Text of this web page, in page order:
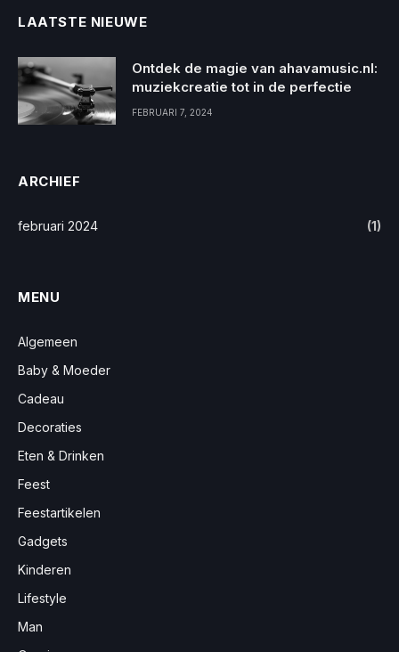
LAATSTE NIEUWE
Ontdek de magie van ahavamusic.nl:
muziekcreatie tot in de perfectie
FEBRUARI 7, 2024
ARCHIEF
februari 2024 (1)
MENU
Algemeen
Baby & Moeder
Cadeau
Decoraties
Eten & Drinken
Feest
Feestartikelen
Gadgets
Kinderen
Lifestyle
Man